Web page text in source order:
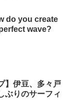
do you create
wave?
】伊豆、多々戸
ぶりのサーフィ